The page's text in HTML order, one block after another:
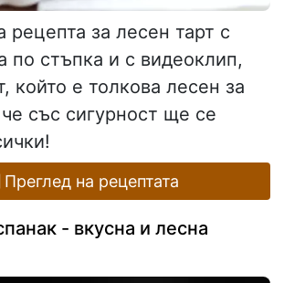
рецепта за лесен тарт с
по стъпка и с видеоклип,
който е толкова лесен за
със сигурност ще се
Преглед на рецептата
- вкусна и лесна